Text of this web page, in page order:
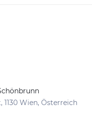
Wien, Österreich